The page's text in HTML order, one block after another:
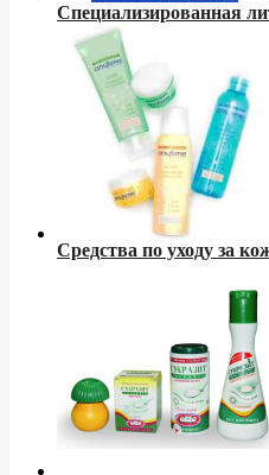
Специализированная
Средства по уходу за